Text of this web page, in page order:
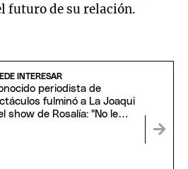
futuro de su relación.
INTERESAR
periodista de
fulminó a La Joaqui
show de Rosalía: "No le